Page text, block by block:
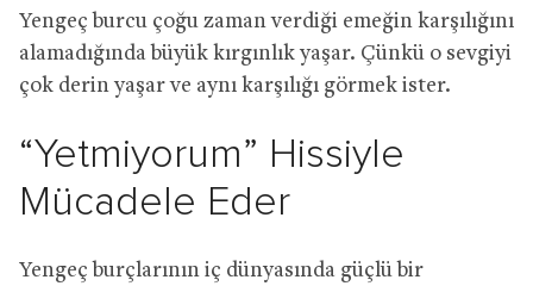
Yengeç burcu çoğu zaman verdiği emeğin karşılığını
alamadığında büyük kırgınlık yaşar. Çünkü o sevgiyi
çok derin yaşar ve aynı karşılığı görmek ister.
“Yetmiyorum” Hissiyle
Mücadele Eder
Yengeç burçlarının iç dünyasında güçlü bir